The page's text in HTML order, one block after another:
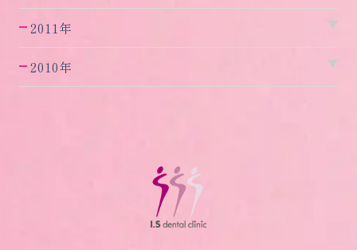
2011年
2010年